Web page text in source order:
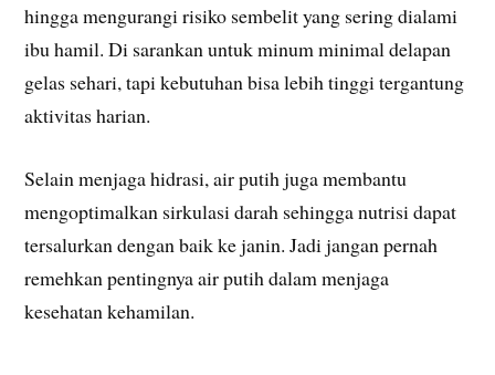
hingga mengurangi risiko sembelit yang sering dialami
ibu hamil. Di sarankan untuk minum minimal delapan
gelas sehari, tapi kebutuhan bisa lebih tinggi tergantung
aktivitas harian.
Selain menjaga hidrasi, air putih juga membantu
mengoptimalkan sirkulasi darah sehingga nutrisi dapat
tersalurkan dengan baik ke janin. Jadi jangan pernah
remehkan pentingnya air putih dalam menjaga
kesehatan kehamilan.